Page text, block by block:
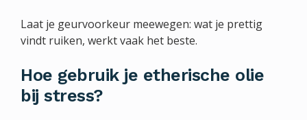
Laat je geurvoorkeur meewegen: wat je prettig
vindt ruiken, werkt vaak het beste.
Hoe gebruik je etherische olie
bij stress?